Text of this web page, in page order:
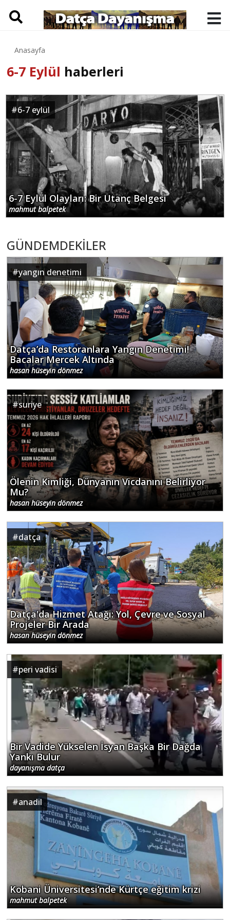
Anasayfa
6-7 Eylül haberleri
#6-7 eylül
6-7 Eylül Olayları: Bir Utanç Belgesi
mahmut balpetek
GÜNDEMDEKİLER
#yangın denetimi
Datça’da Restoranlara Yangın Denetimi!
Bacalar Mercek Altında
hasan hüseyin dönmez
#suriye
Ölenin Kimliği, Dünyanın Vicdanını Belirliyor
Mu?
hasan hüseyin dönmez
#datça
Datça'da Hizmet Atağı: Yol, Çevre ve Sosyal
Projeler Bir Arada
hasan hüseyin dönmez
#peri vadisi
Bir Vadide Yükselen İsyan Başka Bir Dağda
Yankı Bulur
dayanışma datça
#anadil
Kobani Üniversitesi’nde Kürtçe eğitim krizi
mahmut balpetek